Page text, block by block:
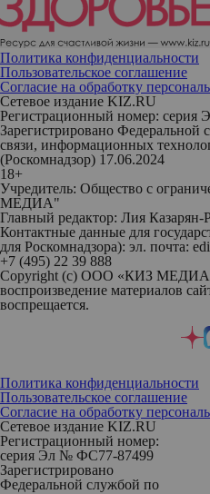
Политика конфиденциальности
Пользовательское соглашение
Согласие на обработку
Сетевое издание KIZ.RU
Регистрационный номер:
Зарегистрировано Федеральной
связи, информационных
(Роскомнадзор) 17.06.2024
18+
Учредитель: Общество с
МЕДИА"
Главный редактор: Лия Казарян-
Контактные данные для
для Роскомнадзора): эл. почта:
+7 (495) 22 39 888
Copyright (с) ООО «КИЗ
воспроизведение материалов
воспрещается.
Политика конфиденциальности
Пользовательское соглашение
Согласие на обработку
Сетевое издание KIZ.RU
Регистрационный номер:
серия Эл № ФС77-87499
Зарегистрировано
Федеральной службой по